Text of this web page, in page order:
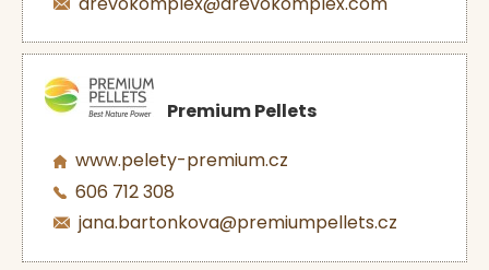
Premium Pellets
www.pelety-premium.cz
606 712 308
jana.bartonkova@premiumpellets.cz